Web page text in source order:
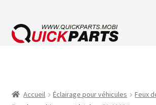
Accueil Éclairage pour véhicules
Feux